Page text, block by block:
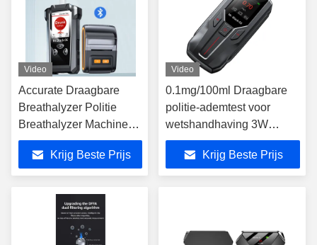
Video
Accurate Draagbare
Breathalyzer Politie
Breathalyzer Machine
Kleine grootte
Krijg Beste Prijs
Video
0.1mg/100ml Draagbare
politie-ademtest voor
wetshandhaving 3W
opslag
Krijg Beste Prijs